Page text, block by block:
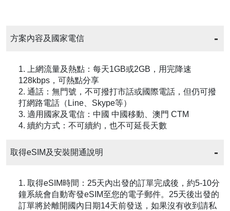
方案內容及國家電信
1. 上網流量及熱點：每天1GB或2GB，用完降速
128kbps，可熱點分享
2. 通話：無門號，不可撥打市話或國際電話，但仍可撥
打網路電話（Line、Skype等）
3. 適用國家及電信：中國 中國移動、澳門 CTM
4. 續約方式：不可續約，也不可延長天數
取得eSIM及安裝開通說明
1. 取得eSIM時間：25天內出發的訂單完成後，約5-10分
鐘系統會自動寄發eSIM至您的電子郵件。25天後出發的
訂單將於離開國內日期14天前發送，如果沒有收到請私